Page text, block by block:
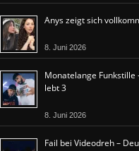
Anys zeigt sich
8. Juni 2026
Monatelange Funkstille
lebt 3
8. Juni 2026
Fail bei Videodreh –